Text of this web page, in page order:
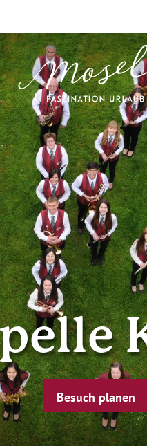
Besuch planen